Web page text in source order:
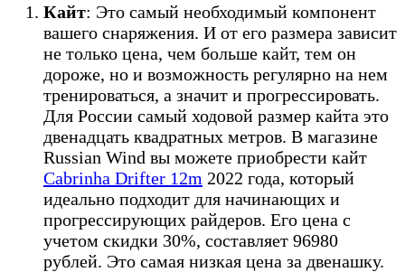
Кайт: Это самый необходимый компонент
вашего снаряжения. И от его размера зависит
не только цена, чем больше кайт, тем он
дороже, но и возможность регулярно на нем
тренироваться, а значит и прогрессировать.
Для России самый ходовой размер кайта это
двенадцать квадратных метров. В магазине
Russian Wind вы можете приобрести кайт
Cabrinha Drifter 12m 2022 года, который
идеально подходит для начинающих и
прогрессирующих райдеров. Его цена с
учетом скидки 30%, составляет 96980
рублей. Это самая низкая цена за двенашку.